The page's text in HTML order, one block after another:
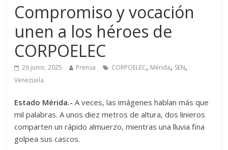
Compromiso y vocación
unen a los héroes de
CORPOELEC
26 junio, 2025 Prensa CORPOELEC, Mérida, SEN,
Venezuela
Estado Mérida.-A veces, las imágenes hablan más que
mil palabras. A unos diez metros de altura, dos linieros
comparten un rápido almuerzo, mientras una lluvia fina
golpea sus cascos.